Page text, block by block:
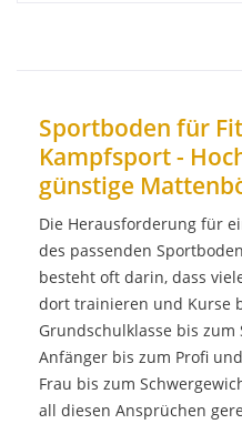
Sportboden für
Kampfsport -
günstige
Die Herausforderung für
des passenden
besteht oft darin, dass
dort trainieren und Kurse
Grundschulklasse bis
Anfänger bis zum Profi
Frau bis zum
all diesen Ansprüchen